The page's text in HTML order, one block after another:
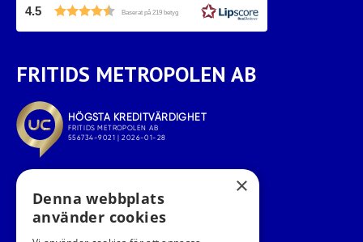
4.5 Baserat på 219 betyg
FRITIDS METROPOLEN AB
×
Denna webbplats
använder cookies